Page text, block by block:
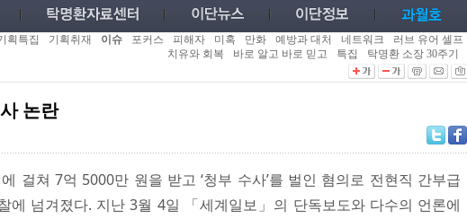
획특집 기획취재 이슈 포커스 피해자 미혹 만화 예방과 대처 네트워크 러브 유어 셀프
치유와 회복
바로 알고 바로 믿고 특집 탁명환 소장 30주기
논란
걸쳐 7억 5000만 원을 받고 ‘청부 수사’를 벌인 혐의로 전현직 간부급
에 넘겨졌다. 지난 3월 4일 「세계일보」의 단독보도와 다수의 언론에